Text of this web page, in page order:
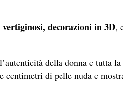
vertiginosi, decorazioni in 3D,
della donna e tutta la
centimetri di pelle nuda e